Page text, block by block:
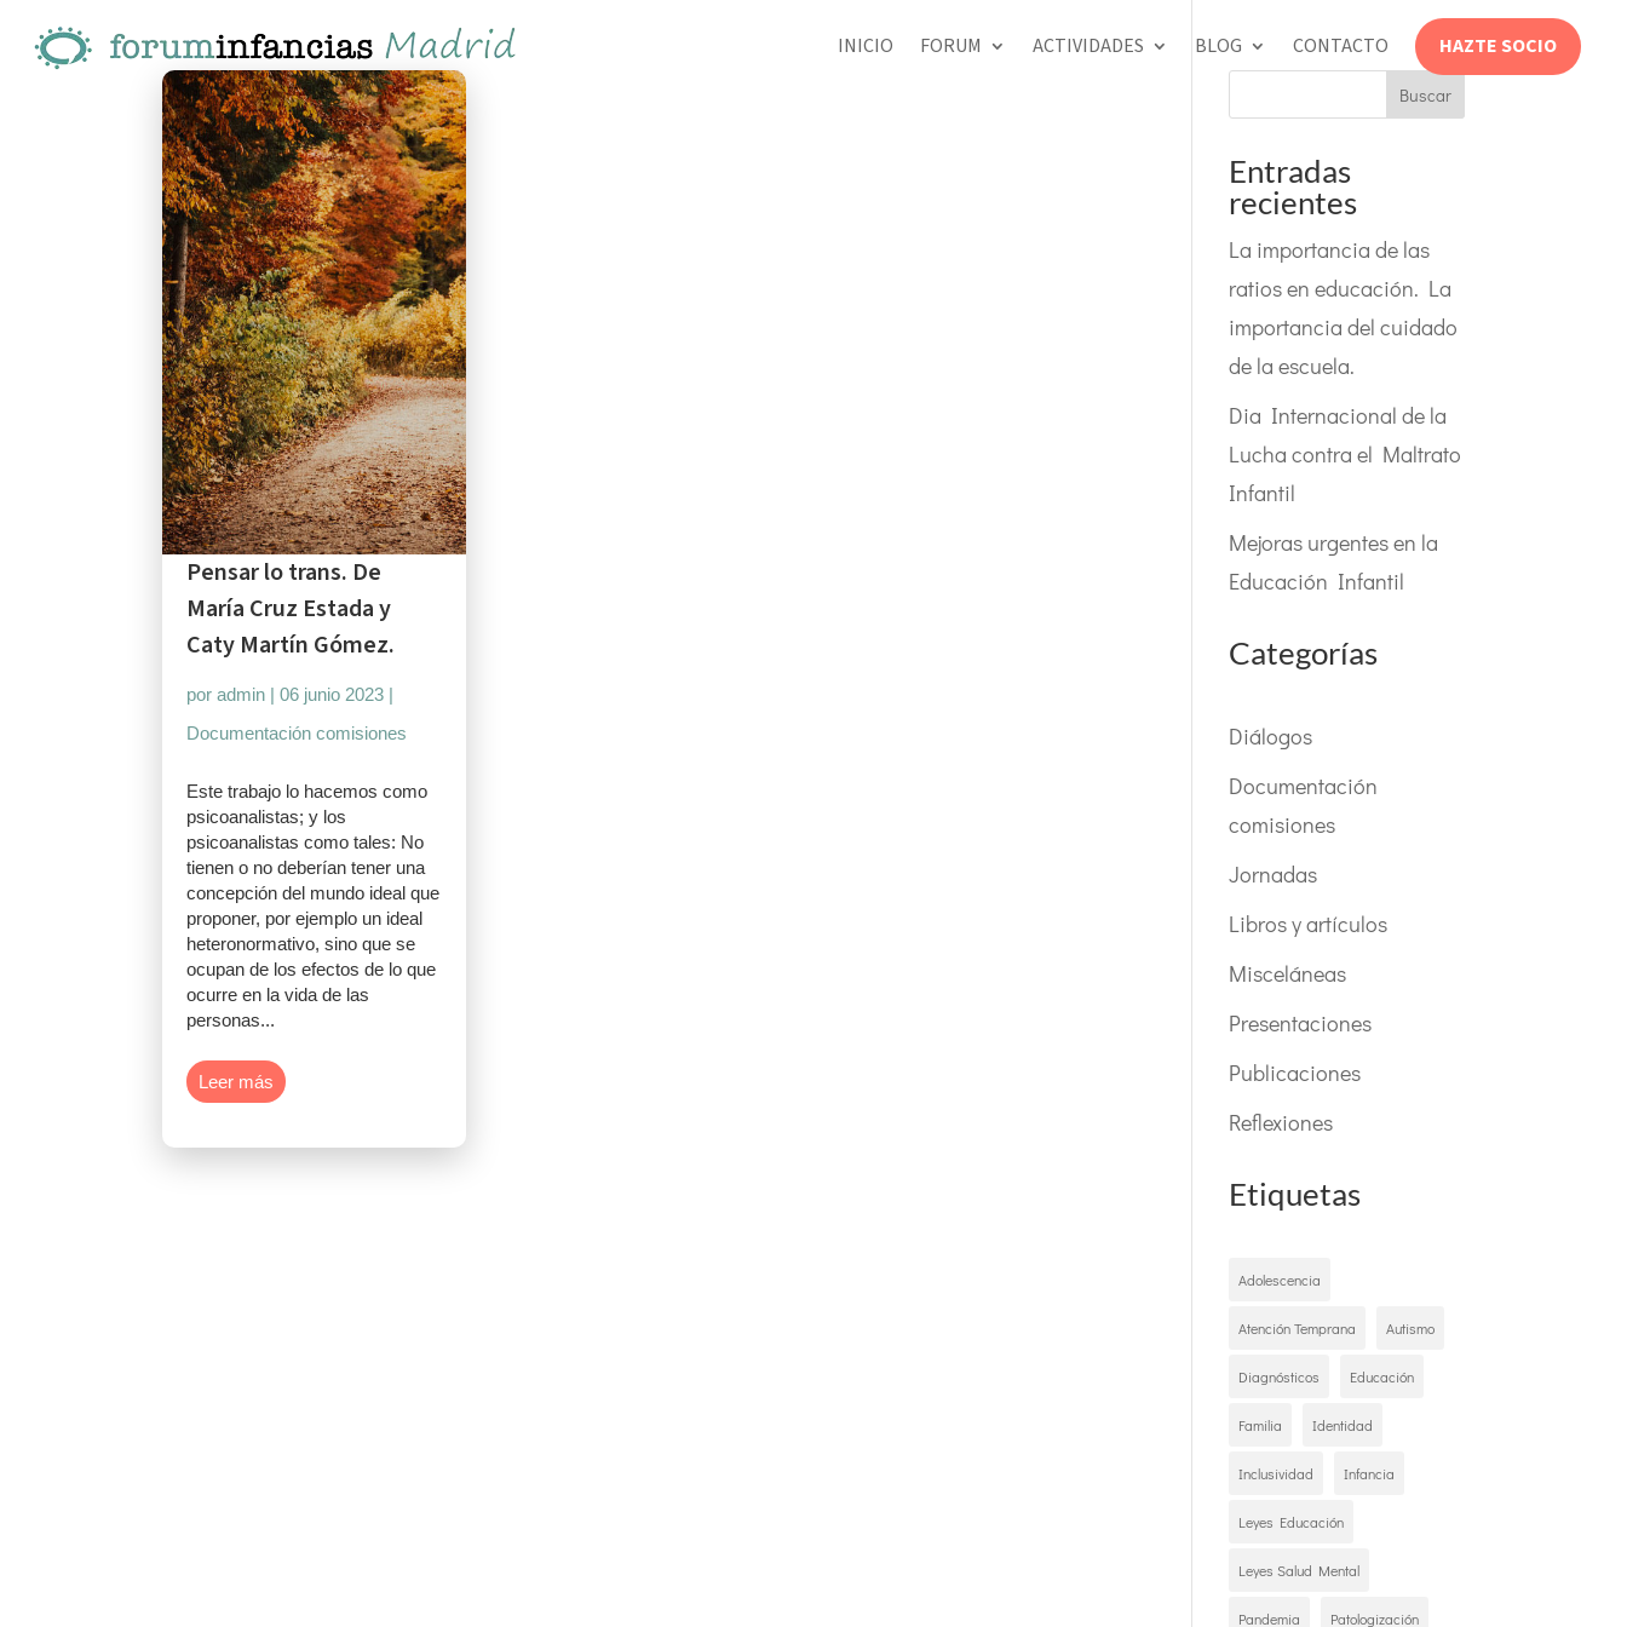
INICIO FORUM ACTIVIDADES BLOG CONTACTO HAZTE SOCIO
Pensar lo trans. De
María Cruz Estada y
Caty Martín Gómez.
poradmin |06 junio 2023 |
Documentación comisiones
Este trabajo lo hacemos como
psicoanalistas; y los
psicoanalistas como tales: No
tienen o no deberían tener una
concepción del mundo ideal que
proponer, por ejemplo un ideal
heteronormativo, sino que se
ocupan de los efectos de lo que
ocurre en la vida de las
personas...
Leer más
Buscar
Entradas
recientes
La importancia de las
ratios en educación. La
importancia del cuidado
de la escuela.
Dia Internacional de la
Lucha contra el Maltrato
Infantil
Mejoras urgentes en la
Educación Infantil
Categorías
Diálogos
Documentación
comisiones
Jornadas
Libros y artículos
Misceláneas
Presentaciones
Publicaciones
Reflexiones
Etiquetas
Adolescencia
Atención Temprana Autismo
Diagnósticos Educación
Familia Identidad
Inclusividad Infancia
Leyes Educación
Leyes Salud Mental
Pandemia Patologización